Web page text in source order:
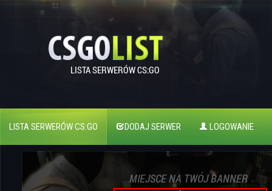
LISTA SERWERÓW CS:GO DODAJ SERWER LOGOWANIE